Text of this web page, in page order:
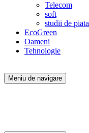
Telecom
soft
studii de piata
EcoGreen
Oameni
Tehnologie
Meniu de navigare